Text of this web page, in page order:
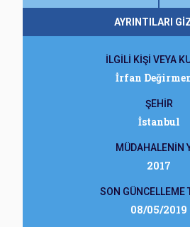
AYRINTILARI
İLGİLİ KİŞİ VEYA
İrfan
ŞEHİR
İstanbul
MÜDAHALENİN
2017
SON GÜNCELLEME
08/05/2019